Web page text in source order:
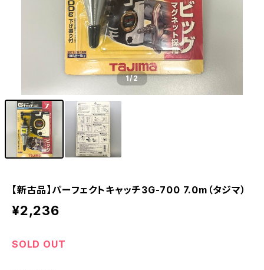
1/2
【新古品】パーフェクトキャッチ3G-700 7.0m（タジマ）
¥2,236
SOLD OUT